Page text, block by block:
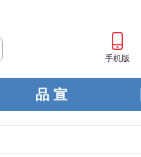
手机版
品 宣